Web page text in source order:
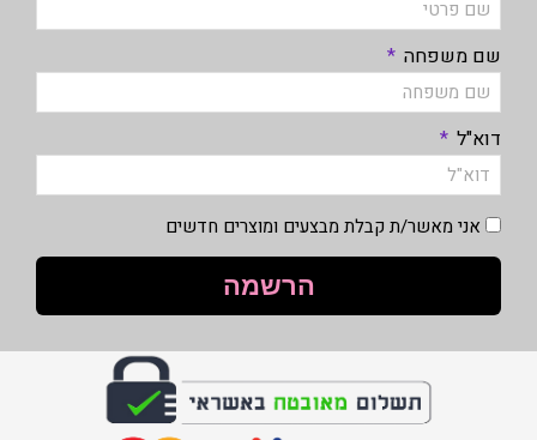
שם משפחה
דוא"ל
אני מאשר/ת קבלת מבצעים ומוצרים חדשים
הרשמה